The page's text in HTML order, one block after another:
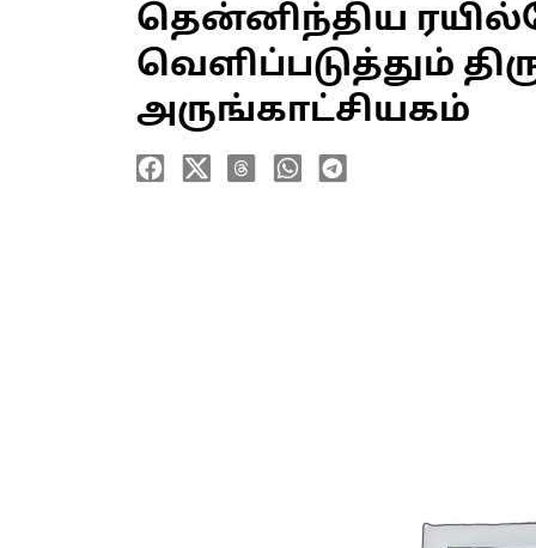
தென்னிந்திய
வெளிப்படுத்தும்
அருங்காட்சியகம்